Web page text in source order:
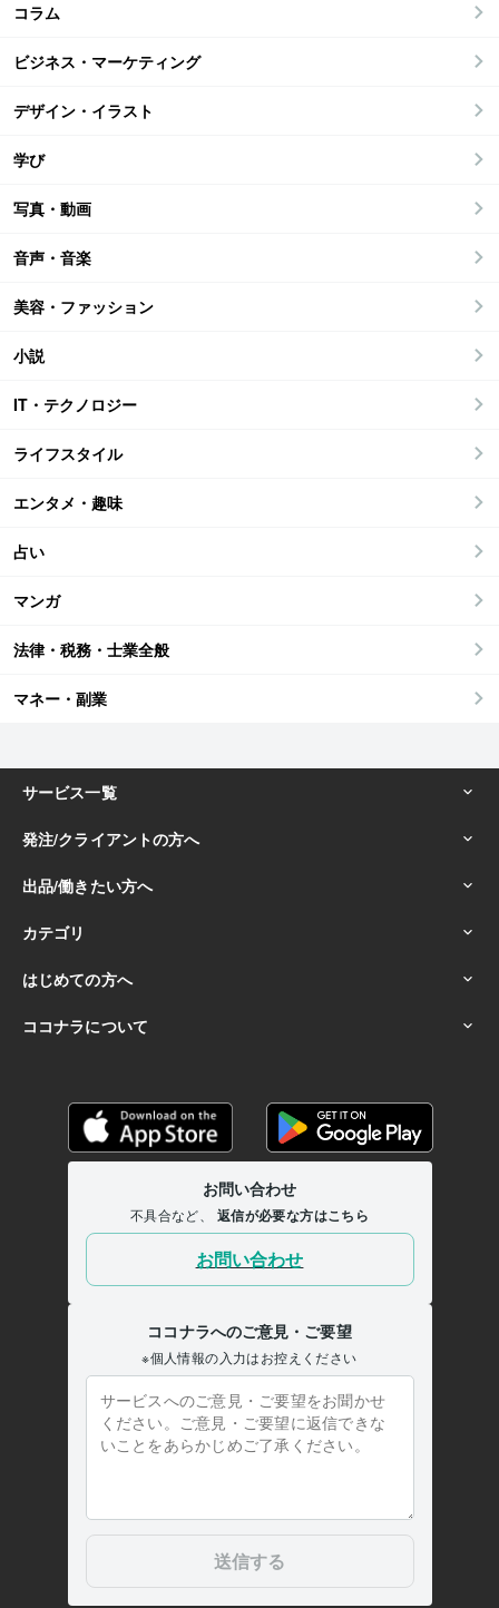
コラム
ビジネス・マーケティング
デザイン・イラスト
学び
写真・動画
音声・音楽
美容・ファッション
小説
IT・テクノロジー
ライフスタイル
エンタメ・趣味
占い
マンガ
法律・税務・士業全般
マネー・副業